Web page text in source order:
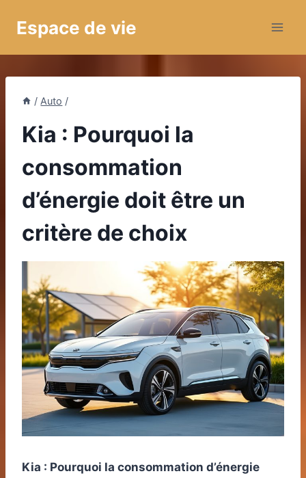
Espace de vie
/ Auto /
Kia : Pourquoi la
consommation
d’énergie doit être un
critère de choix
Kia : Pourquoi la consommation d’énergie